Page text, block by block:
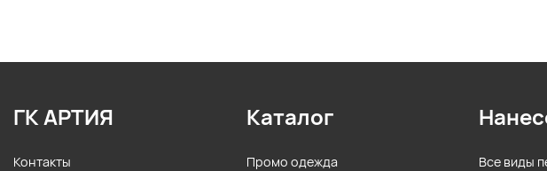
ГК АРТИЯ
Контакты
Каталог
Промо одежда
Все виды